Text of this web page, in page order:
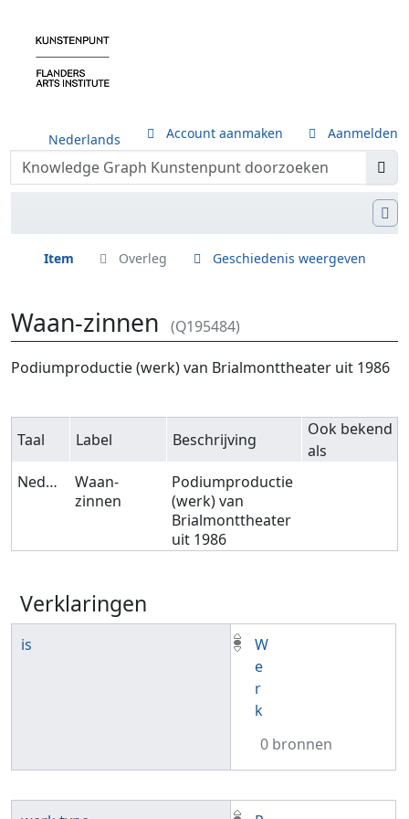
Nederlands Account aanmaken Aanmelden
Item Overleg Geschiedenis weergeven
Waan-zinnen (Q195484)
Ga naar:navigatie,zoeken
Podiumproductie (werk) van Brialmonttheater uit 1986
Taal Label Beschrijving
Ook bekend
als
Nederlands
Waan-
zinnen
Podiumproductie
(werk) van
Brialmonttheater
uit 1986
Verklaringen
is
W
e
r
k
0 bronnen